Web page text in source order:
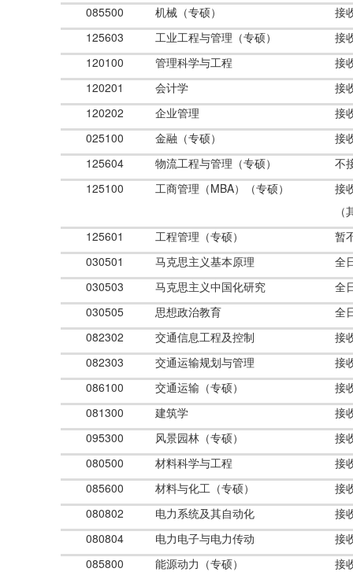
085500
机械（专硕）
接
125603
工业工程与管理（专硕）
接
120100
管理科学与工程
接
120201
会计学
接
120202
企业管理
接
025100
金融（专硕）
接
125604
物流工程与管理（专硕）
不
125100
工商管理（MBA）（专硕）
接
125601
工程管理（专硕）
暂
030501
马克思主义基本原理
全
030503
马克思主义中国化研究
全
030505
思想政治教育
全
082302
交通信息工程及控制
接
082303
交通运输规划与管理
接
086100
交通运输（专硕）
接
081300
建筑学
接
095300
风景园林（专硕）
接
080500
材料科学与工程
接
085600
材料与化工（专硕）
接
080802
电力系统及其自动化
接
080804
电力电子与电力传动
接
085800
能源动力（专硕）
接